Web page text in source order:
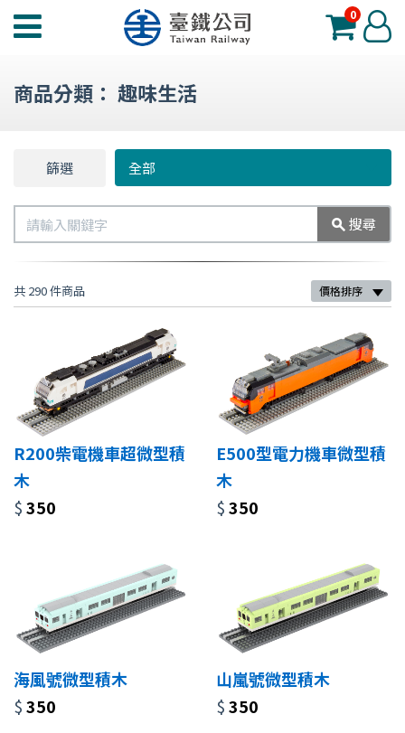
臺
工
選
單
0 登
入
商品分類： 趣味生活
篩選 全部
選
搜尋
共 290 件商品 價格排序
R200柴電機車超微型積
木
$350
E500型電力機車微型積
木
$350
海風號微型積木
$350
山嵐號微型積木
$350